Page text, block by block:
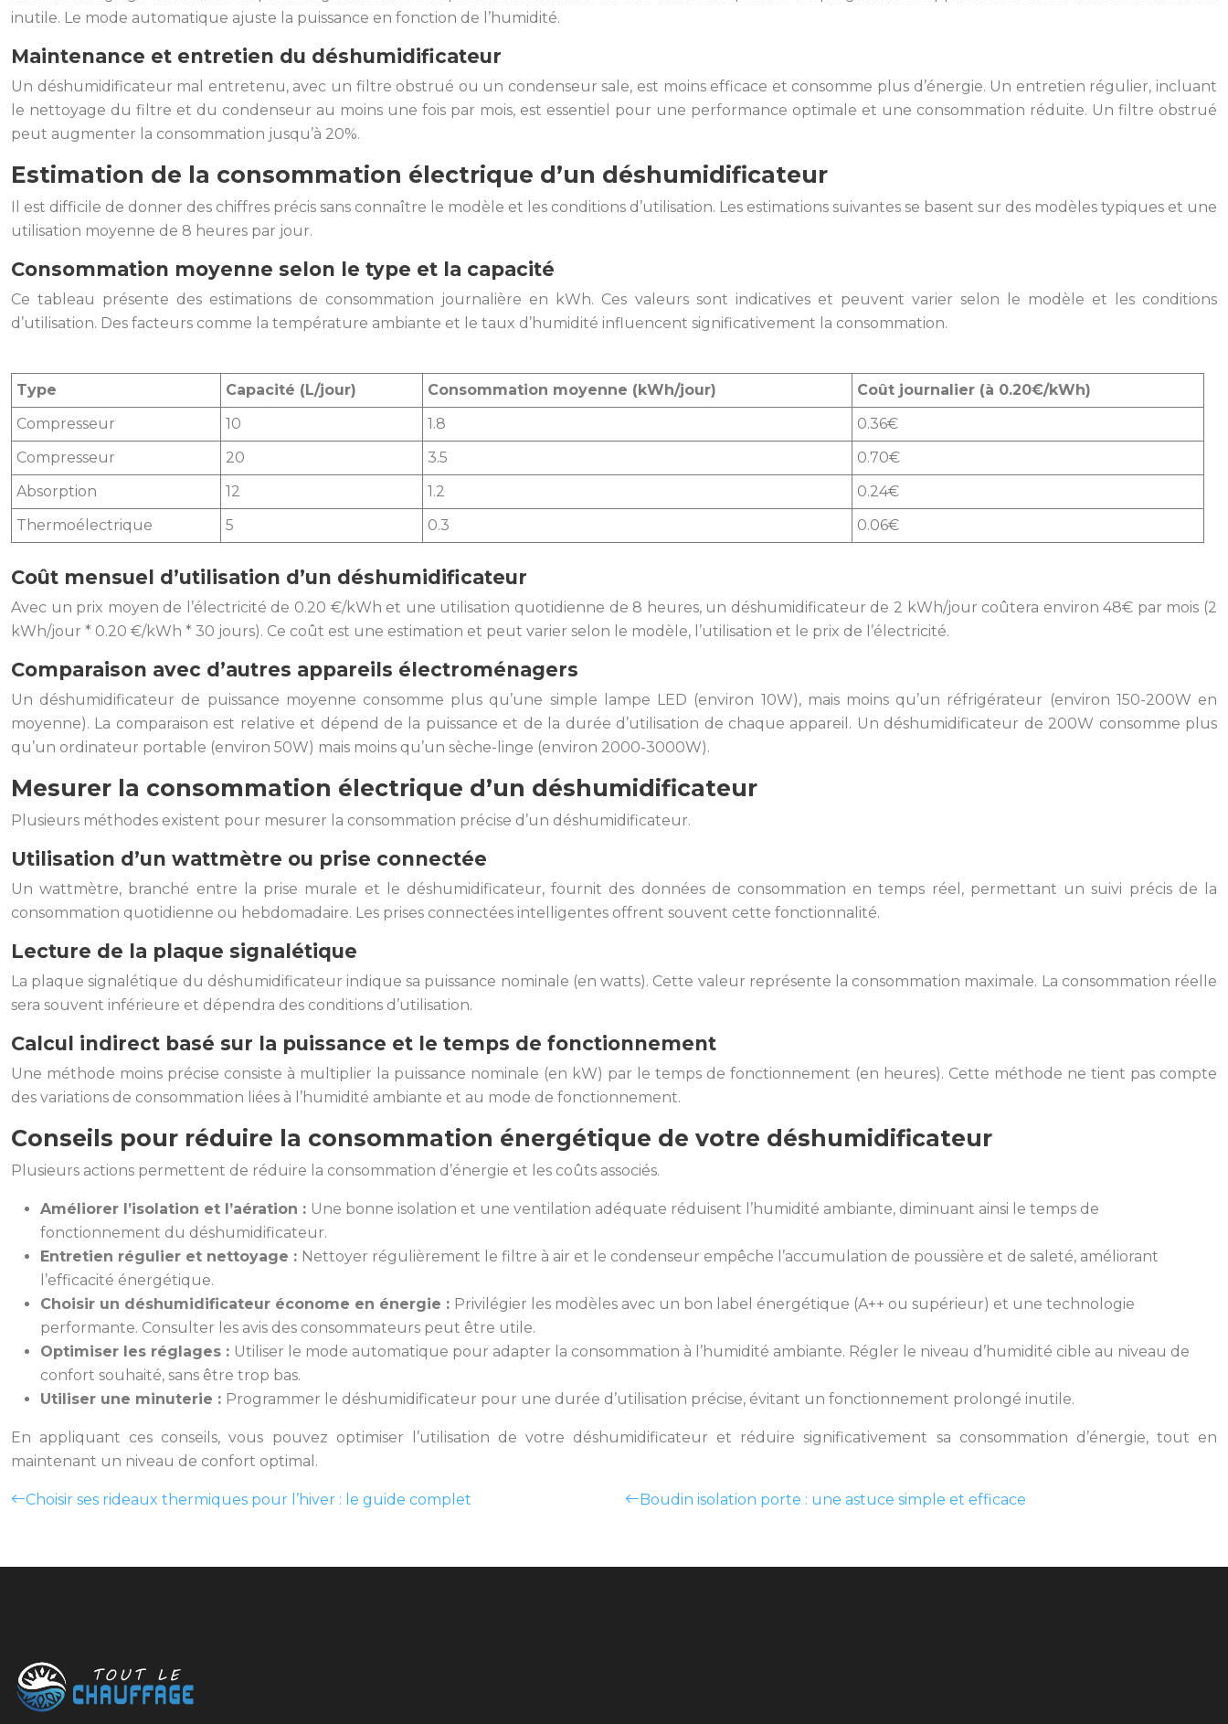
inutile. Le mode automatique ajuste la puissance en fonction de l’humidité.
Maintenance et entretien du déshumidificateur
Un déshumidificateur mal entretenu, avec un filtre obstrué ou un condenseur sale, est moins efficace et consomme plus d’énergie. Un entretien régulier, incluant
le nettoyage du filtre et du condenseur au moins une fois par mois, est essentiel pour une performance optimale et une consommation réduite. Un filtre obstrué
peut augmenter la consommation jusqu’à 20%.
Estimation de la consommation électrique d’un déshumidificateur
Il est difficile de donner des chiffres précis sans connaître le modèle et les conditions d’utilisation. Les estimations suivantes se basent sur des modèles typiques et une
utilisation moyenne de 8 heures par jour.
Consommation moyenne selon le type et la capacité
Ce tableau présente des estimations de consommation journalière en kWh. Ces valeurs sont indicatives et peuvent varier selon le modèle et les conditions
d’utilisation. Des facteurs comme la température ambiante et le taux d’humidité influencent significativement la consommation.
Type Capacité (L/jour) Consommation moyenne (kWh/jour)
Coût journalier (à 0.20€/kWh)
Compresseur
10 1.8
0.36€
Compresseur
20 3.5
0.70€
Absorption
12 1.2
0.24€
Thermoélectrique
5 0.3 0.06€
Coût mensuel d’utilisation d’un déshumidificateur
Avec un prix moyen de l’électricité de 0.20 €/kWh et une utilisation quotidienne de 8 heures, un déshumidificateur de 2 kWh/jour coûtera environ 48€ par mois (2
kWh/jour * 0.20 €/kWh * 30 jours). Ce coût est une estimation et peut varier selon le modèle, l’utilisation et le prix de l’électricité.
Comparaison avec d’autres appareils électroménagers
Un déshumidificateur de puissance moyenne consomme plus qu’une simple lampe LED (environ 10W), mais moins qu’un réfrigérateur (environ 150-200W en
moyenne). La comparaison est relative et dépend de la puissance et de la durée d’utilisation de chaque appareil. Un déshumidificateur de 200W consomme plus
qu’un ordinateur portable (environ 50W) mais moins qu’un sèche-linge (environ 2000-3000W).
Mesurer la consommation électrique d’un déshumidificateur
Plusieurs méthodes existent pour mesurer la consommation précise d’un déshumidificateur.
Utilisation d’un wattmètre ou prise connectée
Un wattmètre, branché entre la prise murale et le déshumidificateur, fournit des données de consommation en temps réel, permettant un suivi précis de la
consommation quotidienne ou hebdomadaire. Les prises connectées intelligentes offrent souvent cette fonctionnalité.
Lecture de la plaque signalétique
La plaque signalétique du déshumidificateur indique sa puissance nominale (en watts). Cette valeur représente la consommation maximale. La consommation réelle
sera souvent inférieure et dépendra des conditions d’utilisation.
Calcul indirect basé sur la puissance et le temps de fonctionnement
Une méthode moins précise consiste à multiplier la puissance nominale (en kW) par le temps de fonctionnement (en heures). Cette méthode ne tient pas compte
des variations de consommation liées à l’humidité ambiante et au mode de fonctionnement.
Conseils pour réduire la consommation énergétique de votre déshumidificateur
Plusieurs actions permettent de réduire la consommation d’énergie et les coûts associés.
Améliorer l’isolation et l’aération : Une bonne isolation et une ventilation adéquate réduisent l’humidité ambiante, diminuant ainsi le temps de
fonctionnement du déshumidificateur.
Entretien régulier et nettoyage : Nettoyer régulièrement le filtre à air et le condenseur empêche l’accumulation de poussière et de saleté, améliorant
l’efficacité énergétique.
Choisir un déshumidificateur économe en énergie : Privilégier les modèles avec un bon label énergétique (A++ ou supérieur) et une technologie
performante. Consulter les avis des consommateurs peut être utile.
Optimiser les réglages : Utiliser le mode automatique pour adapter la consommation à l’humidité ambiante. Régler le niveau d’humidité cible au niveau de
confort souhaité, sans être trop bas.
Utiliser une minuterie : Programmer le déshumidificateur pour une durée d’utilisation précise, évitant un fonctionnement prolongé inutile.
En appliquant ces conseils, vous pouvez optimiser l’utilisation de votre déshumidificateur et réduire significativement sa consommation d’énergie, tout en
maintenant un niveau de confort optimal.
Choisir ses rideaux thermiques pour l’hiver : le guide complet Boudin isolation porte : une astuce simple et efficace